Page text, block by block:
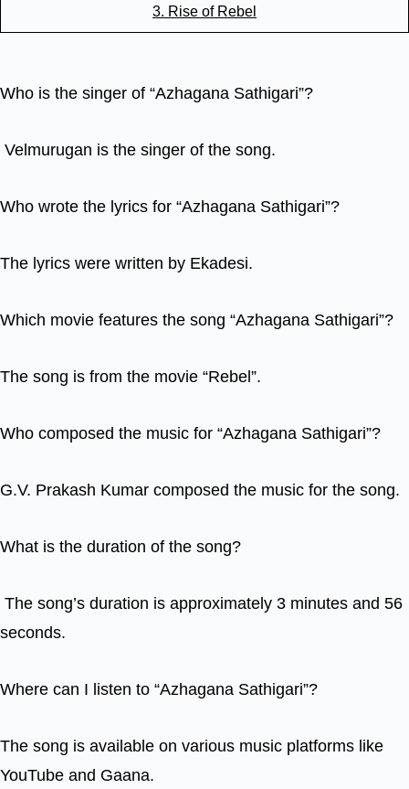
3. Rise of Rebel
Who is the singer of “Azhagana Sathigari”?
Velmurugan is the singer of the song.
Who wrote the lyrics for “Azhagana Sathigari”?
The lyrics were written by Ekadesi.
Which movie features the song “Azhagana Sathigari”?
The song is from the movie “Rebel”.
Who composed the music for “Azhagana Sathigari”?
G.V. Prakash Kumar composed the music for the song.
What is the duration of the song?
The song’s duration is approximately 3 minutes and 56
seconds.
Where can I listen to “Azhagana Sathigari”?
The song is available on various music platforms like
YouTube and Gaana.